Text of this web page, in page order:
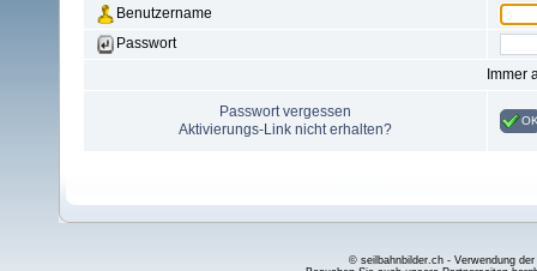
Benutzername
Passwort
Immer
Passwort vergessen
Aktivierungs-Link nicht erhalten?
© seilbahnbilder.ch - Verwendung